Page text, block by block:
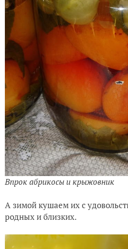
Впрок абрикосы и крыжовник
А зимой кушаем их с
родных и близких.